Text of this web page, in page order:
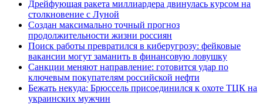
Дрейфующая ракета миллиардера двинулась курсом на
столкновение с Луной
Создан максимально точный прогноз
продолжительности жизни россиян
Поиск работы превратился в киберугрозу: фейковые
вакансии могут заманить в финансовую ловушку
Санкции меняют направление: готовится удар по
ключевым покупателям российской нефти
Бежать некуда: Брюссель присоединился к охоте ТЦК на
украинских мужчин